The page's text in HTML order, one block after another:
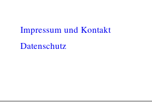
Impressum und Kontakt
Datenschutz